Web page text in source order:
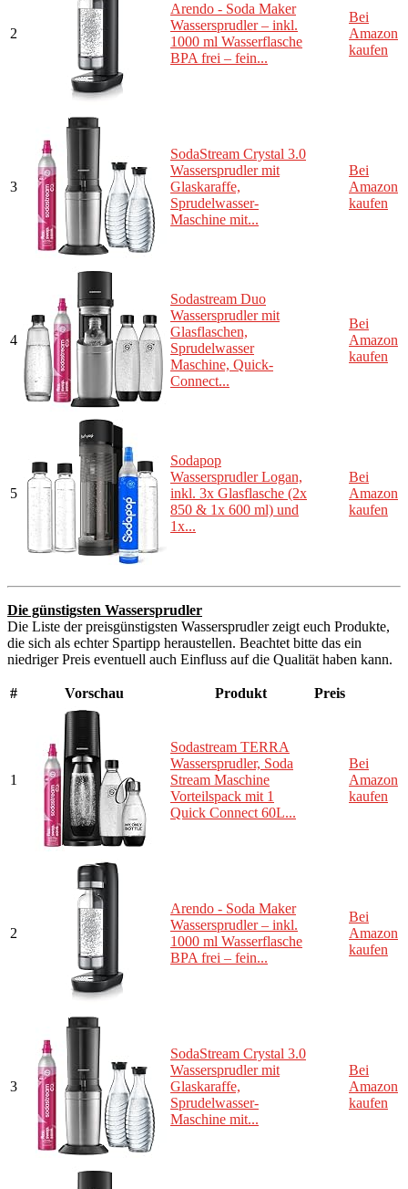
2
Arendo - Soda Maker
Wassersprudler – inkl.
1000 ml Wasserflasche
BPA frei – fein...
Bei
Amazon
kaufen
3
SodaStream Crystal 3.0
Wassersprudler mit
Glaskaraffe,
Sprudelwasser-
Maschine mit...
Bei
Amazon
kaufen
4
Sodastream Duo
Wassersprudler mit
Glasflaschen,
Sprudelwasser
Maschine, Quick-
Connect...
Bei
Amazon
kaufen
5
Sodapop
Wassersprudler Logan,
inkl. 3x Glasflasche (2x
850 & 1x 600 ml) und
1x...
Bei
Amazon
kaufen
Die günstigsten Wassersprudler
Die Liste der preisgünstigsten Wassersprudler zeigt euch Produkte,
die sich als echter Spartipp heraustellen. Beachtet bitte das ein
niedriger Preis eventuell auch Einfluss auf die Qualität haben kann.
# Vorschau Produkt Preis
1
Sodastream TERRA
Wassersprudler, Soda
Stream Maschine
Vorteilspack mit 1
Quick Connect 60L...
Bei
Amazon
kaufen
2
Arendo - Soda Maker
Wassersprudler – inkl.
1000 ml Wasserflasche
BPA frei – fein...
Bei
Amazon
kaufen
3
SodaStream Crystal 3.0
Wassersprudler mit
Glaskaraffe,
Sprudelwasser-
Maschine mit...
Bei
Amazon
kaufen